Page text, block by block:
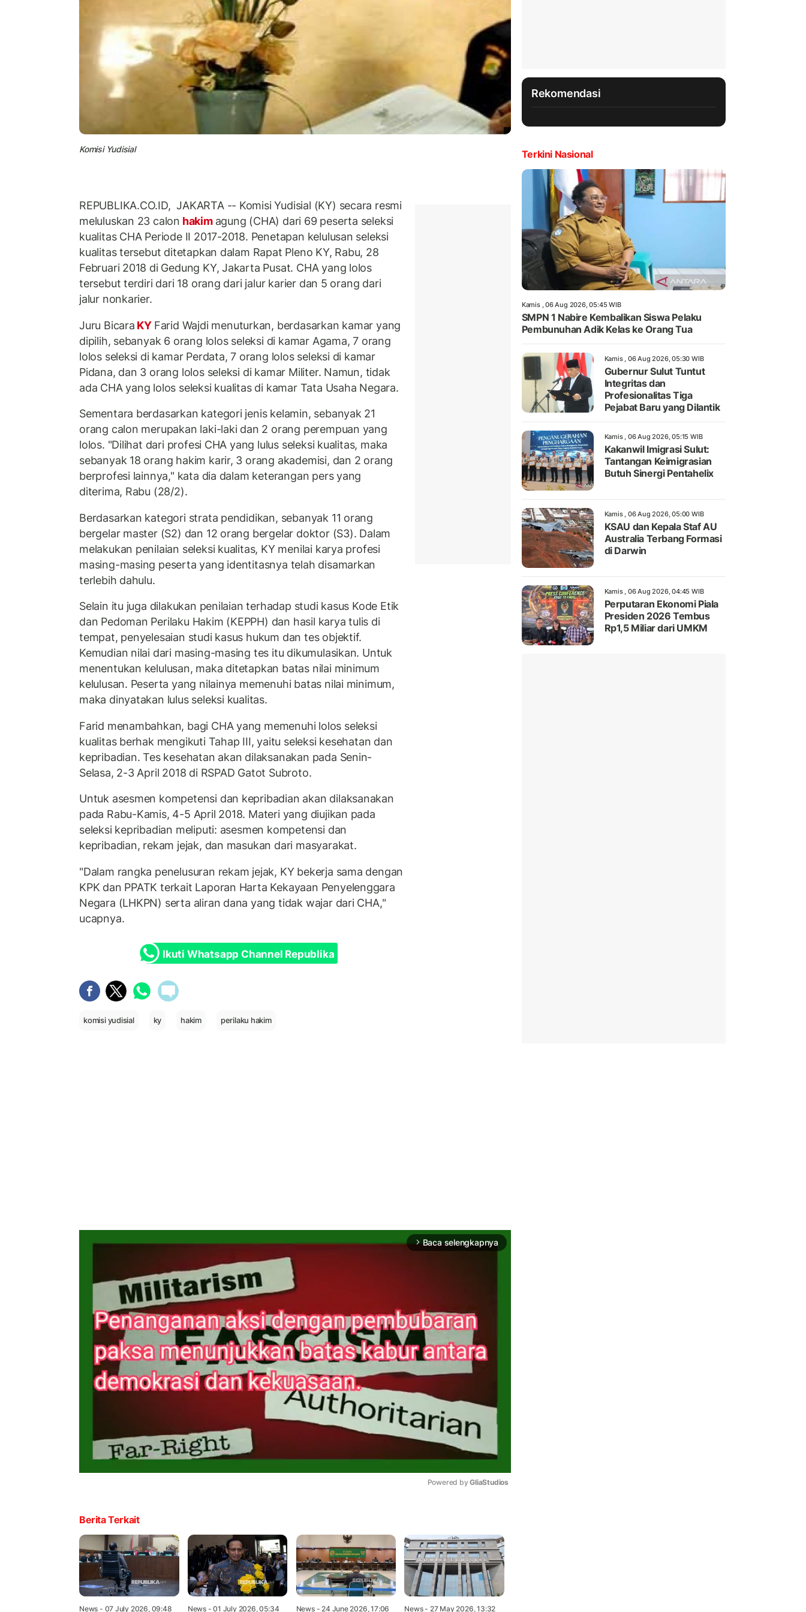
Komisi Yudisial
REPUBLIKA.CO.ID, JAKARTA -- Komisi Yudisial (KY) secara resmi
meluluskan 23 calon hakim agung (CHA) dari 69 peserta seleksi
kualitas CHA Periode II 2017-2018. Penetapan kelulusan seleksi
kualitas tersebut ditetapkan dalam Rapat Pleno KY, Rabu, 28
Februari 2018 di Gedung KY, Jakarta Pusat. CHA yang lolos
tersebut terdiri dari 18 orang dari jalur karier dan 5 orang dari
jalur nonkarier.
Juru Bicara KY Farid Wajdi menuturkan, berdasarkan kamar yang
dipilih, sebanyak 6 orang lolos seleksi di kamar Agama, 7 orang
lolos seleksi di kamar Perdata, 7 orang lolos seleksi di kamar
Pidana, dan 3 orang lolos seleksi di kamar Militer. Namun, tidak
ada CHA yang lolos seleksi kualitas di kamar Tata Usaha Negara.
Sementara berdasarkan kategori jenis kelamin, sebanyak 21
orang calon merupakan laki-laki dan 2 orang perempuan yang
lolos. "Dilihat dari profesi CHA yang lulus seleksi kualitas, maka
sebanyak 18 orang hakim karir, 3 orang akademisi, dan 2 orang
berprofesi lainnya," kata dia dalam keterangan pers yang
diterima, Rabu (28/2).
Berdasarkan kategori strata pendidikan, sebanyak 11 orang
bergelar master (S2) dan 12 orang bergelar doktor (S3). Dalam
melakukan penilaian seleksi kualitas, KY menilai karya profesi
masing-masing peserta yang identitasnya telah disamarkan
terlebih dahulu.
Selain itu juga dilakukan penilaian terhadap studi kasus Kode Etik
dan Pedoman Perilaku Hakim (KEPPH) dan hasil karya tulis di
tempat, penyelesaian studi kasus hukum dan tes objektif.
Kemudian nilai dari masing-masing tes itu dikumulasikan. Untuk
menentukan kelulusan, maka ditetapkan batas nilai minimum
kelulusan. Peserta yang nilainya memenuhi batas nilai minimum,
maka dinyatakan lulus seleksi kualitas.
Farid menambahkan, bagi CHA yang memenuhi lolos seleksi
kualitas berhak mengikuti Tahap III, yaitu seleksi kesehatan dan
kepribadian. Tes kesehatan akan dilaksanakan pada Senin-
Selasa, 2-3 April 2018 di RSPAD Gatot Subroto.
Untuk asesmen kompetensi dan kepribadian akan dilaksanakan
pada Rabu-Kamis, 4-5 April 2018. Materi yang diujikan pada
seleksi kepribadian meliputi: asesmen kompetensi dan
kepribadian, rekam jejak, dan masukan dari masyarakat.
"Dalam rangka penelusuran rekam jejak, KY bekerja sama dengan
KPK dan PPATK terkait Laporan Harta Kekayaan Penyelenggara
Negara (LHKPN) serta aliran dana yang tidak wajar dari CHA,"
ucapnya.
Ikuti Whatsapp Channel Republika
komisi yudisial ky hakim perilaku hakim
arrow_forward_ios Baca selengkapnya
Powered by GliaStudios
Berita Terkait
News - 07 July 2026, 09:48 News- 01 July 2026, 05:34 News- 24 June 2026, 17:06 News- 27 May 2026, 13:32
Rekomendasi
Terkini Nasional
Kamis , 06 Aug 2026, 05:45 WIB
SMPN 1 Nabire Kembalikan Siswa Pelaku
Pembunuhan Adik Kelas ke Orang Tua
Kamis , 06 Aug 2026, 05:30 WIB
Gubernur Sulut Tuntut
Integritas dan
Profesionalitas Tiga
Pejabat Baru yang Dilantik
Kamis , 06 Aug 2026, 05:15 WIB
Kakanwil Imigrasi Sulut:
Tantangan Keimigrasian
Butuh Sinergi Pentahelix
Kamis , 06 Aug 2026, 05:00 WIB
KSAU dan Kepala Staf AU
Australia Terbang Formasi
di Darwin
Kamis , 06 Aug 2026, 04:45 WIB
Perputaran Ekonomi Piala
Presiden 2026 Tembus
Rp1,5 Miliar dari UMKM